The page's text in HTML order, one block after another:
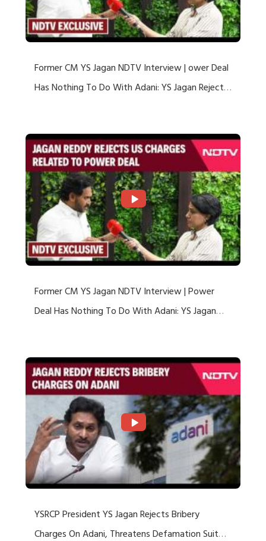
Former CM YS Jagan NDTV Interview | ower Deal
Has Nothing To Do With Adani: YS Jagan Rejects
Former CM YS Jagan NDTV Interview | Power
Deal Has Nothing To Do With Adani: YS Jagan
YSRCP President YS Jagan Rejects Bribery
Charges On Adani, Threatens Defamation Suit